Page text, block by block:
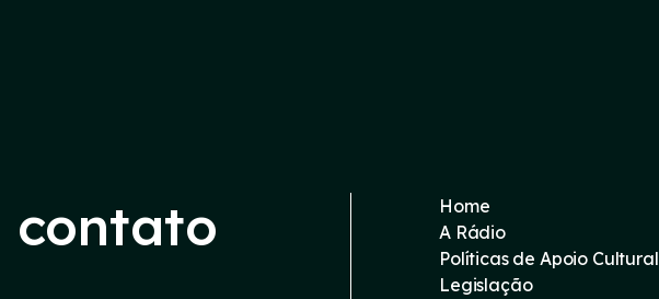
contato
Home
A Rádio
Políticas de Apoio Cultural
Legislação